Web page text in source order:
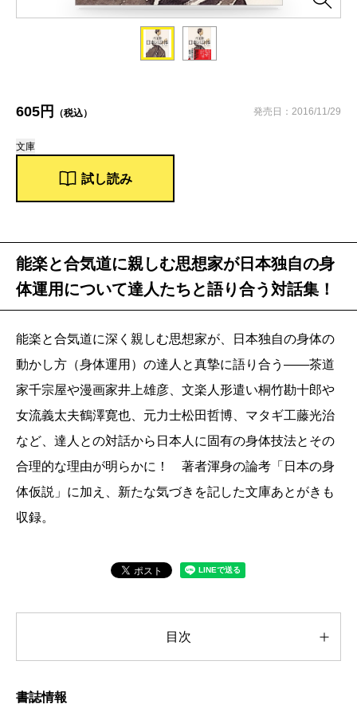
605円 （税込） 発売日：2016/11/29
文庫
試し読み
能楽と合気道に親しむ思想家が日本独自の身
体運用について達人たちと語り合う対話集！
能楽と合気道に深く親しむ思想家が、日本独自の身体の
動かし方（身体運用）の達人と真摯に語り合う――茶道
家千宗屋や漫画家井上雄彦、文楽人形遣い桐竹勘十郎や
女流義太夫鶴澤寛也、元力士松田哲博、マタギ工藤光治
など、達人との対話から日本人に固有の身体技法とその
合理的な理由が明らかに！ 著者渾身の論考「日本の身
体仮説」に加え、新たな気づきを記した文庫あとがきも
収録。
目次
書誌情報